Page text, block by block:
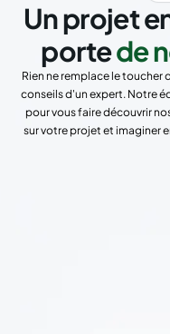
Un projet
portede
Rien ne remplace le toucher
conseils d'un expert. Notre
pour vous faire découvrir
sur votre projet et imaginer